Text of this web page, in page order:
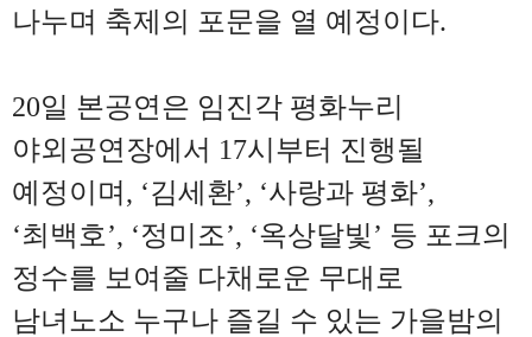
나누며 축제의 포문을 열 예정이다.
20일 본공연은 임진각 평화누리
야외공연장에서 17시부터 진행될
예정이며 , ‘김세환’, ‘사랑과 평화’,
‘최백호’, ‘정미조’, ‘옥상달빛’ 등 포크의
정수를 보여줄 다채로운 무대로
남녀노소 누구나 즐길 수 있는 가을밤의